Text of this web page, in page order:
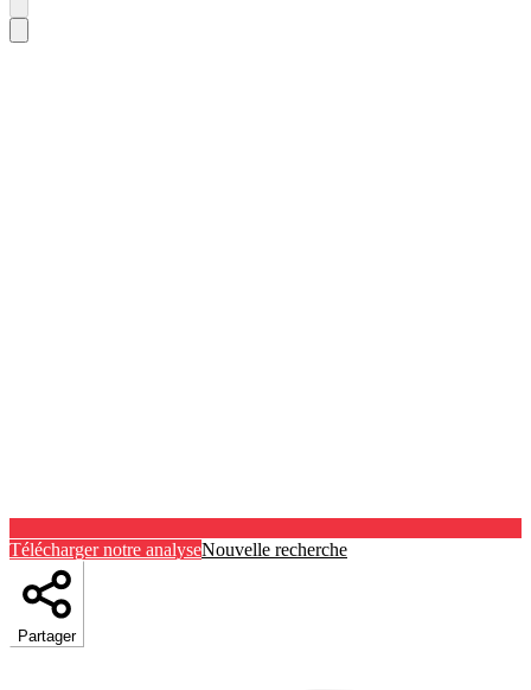
Télécharger notre analyseNouvelle recherche
Partager